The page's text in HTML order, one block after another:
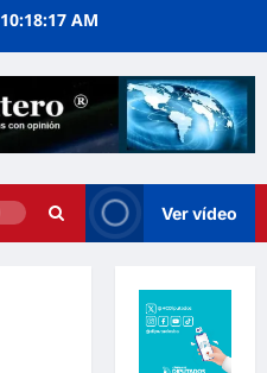
10:18:17 AM
Ver vídeo